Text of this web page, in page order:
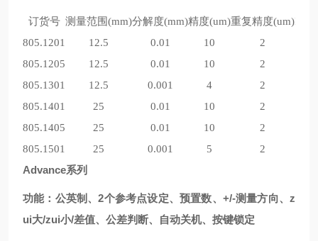
订货号 测量范围(mm)分解度(mm)精度(um)重复精度(um)
805.1201
12.5 0.01 10
2
805.1205
12.5 0.01 10
2
805.1301
12.5 0.001 4
2
805.1401
25 0.01 10
2
805.1405
25 0.01 10
2
805.1501
25 0.001 5 2
Advance系列
功能：公英制、2个参考点设定、预置数、+/-测量方向、z
ui大/zui小/差值、公差判断、自动关机、按键锁定